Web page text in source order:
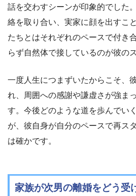
話を交わすシーンが印象的でした
絡を取り合い、実家に顔を出すこ
たちとはそれぞれのペースで付き
らず自然体で接しているのが彼の
一度人生につまずいたからこそ、
れ、周囲への感謝や謙虚さが強ま
す。今後どのような道を歩んでい
が、彼自身が自分のペースで再ス
は確かです。
家族が次男の離婚をどう受